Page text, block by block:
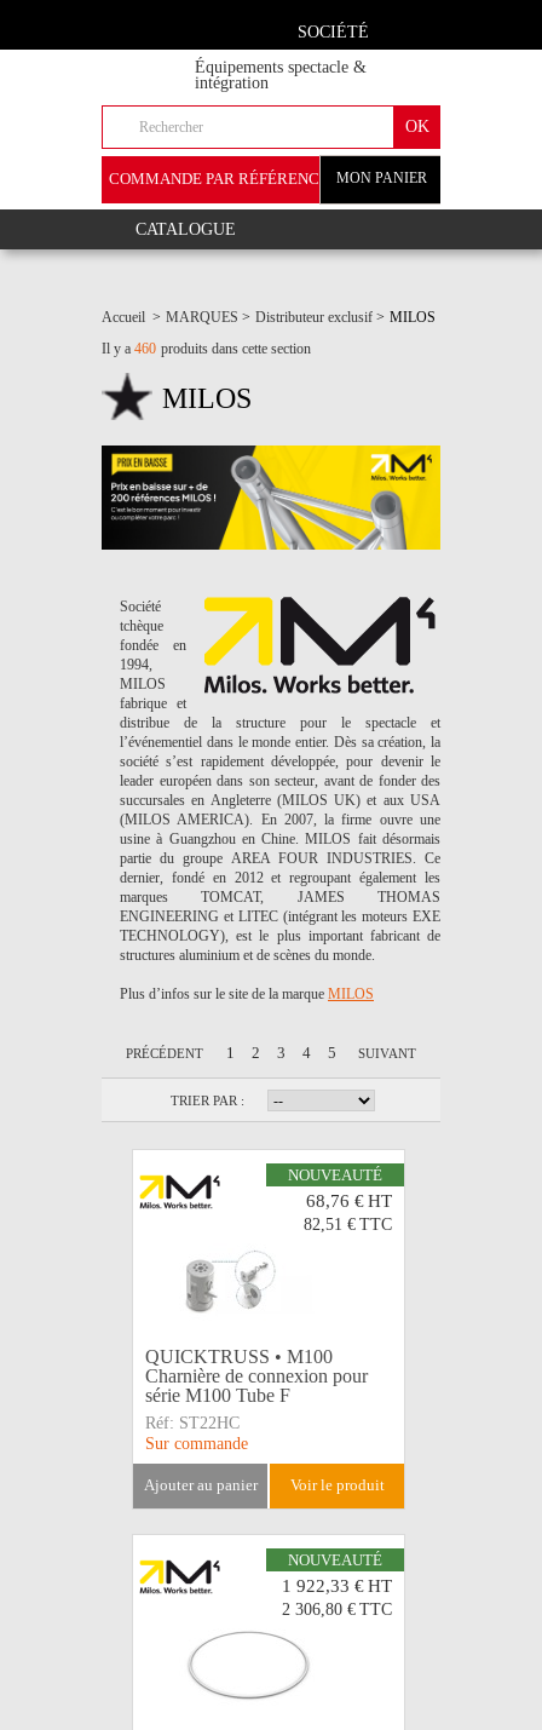
SOCIÉTÉ
Équipements spectacle &
intégration
MON PANIER
COMMANDE PAR RÉFÉRENCE
CATALOGUE
Accueil > MARQUES > Distributeur exclusif > MILOS
Il y a 460 produits dans cette section
MILOS
Société
tchèque
fondée en
1994,
MILOS
fabrique et
distribue de la structure pour le spectacle et
l’événementiel dans le monde entier. Dès sa création, la
société s’est rapidement développée, pour devenir le
leader européen dans son secteur, avant de fonder des
succursales en Angleterre (MILOS UK) et aux USA
(MILOS AMERICA). En 2007, la firme ouvre une
usine à Guangzhou en Chine. MILOS fait désormais
partie du groupe AREA FOUR INDUSTRIES. Ce
dernier, fondé en 2012 et regroupant également les
marques TOMCAT, JAMES THOMAS
ENGINEERING et LITEC (intégrant les moteurs EXE
TECHNOLOGY), est le plus important fabricant de
structures aluminium et de scènes du monde.
Plus d’infos sur le site de la marque MILOS
PRÉCÉDENT 1 2 3 4 5 SUIVANT
TRIER PAR :
NOUVEAUTÉ
68,76 €HT
82,51 € TTC
QUICKTRUSS • M100
Charnière de connexion pour
série M100 Tube F
Réf: ST22HC
Sur commande
ajouter au panier voir le produit
NOUVEAUTÉ
1 922,33 €HT
2 306,80 € TTC